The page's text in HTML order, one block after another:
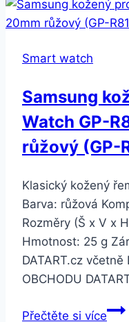
Smart watch
Samsung
Watch GP-
růžový (GP-
Klasický kožený
Barva: růžová
Rozměry (Š x V x
Hmotnost: 25 g
DATART.cz
OBCHODU
Přečtěte si více